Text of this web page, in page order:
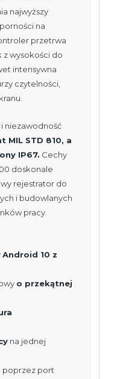
najwyższy
na
przetrwa
wysokości do
intensywna
czytelności,
i niezawodność
MIL STD 810, a
IP67. Cechy
doskonale
rejestrator do
i budowlanych
pracy.
Android 10 z
o przekątnej
na jednej
poprzez port